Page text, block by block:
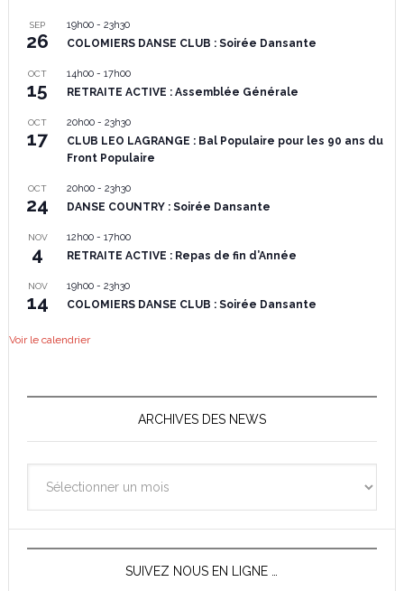
SEP
26
19h00- 23h30
COLOMIERS DANSE CLUB : Soirée Dansante
OCT
15
14h00- 17h00
RETRAITE ACTIVE : Assemblée Générale
OCT
17
20h00- 23h30
CLUB LEO LAGRANGE : Bal Populaire pour les 90 ans du
Front Populaire
OCT
24
20h00- 23h30
DANSE COUNTRY : Soirée Dansante
NOV
4
12h00- 17h00
RETRAITE ACTIVE : Repas de fin d’Année
NOV
14
19h00- 23h30
COLOMIERS DANSE CLUB : Soirée Dansante
Voir le calendrier
ARCHIVES DES NEWS
des
News
SUIVEZ NOUS EN LIGNE …